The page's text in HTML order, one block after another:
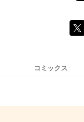
コミックス